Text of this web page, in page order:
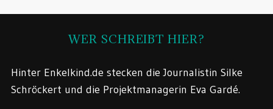
WER SCHREIBT HIER?
Hinter Enkelkind.de stecken die Journalistin Silke
Schröckert und die Projektmanagerin Eva Gardé.